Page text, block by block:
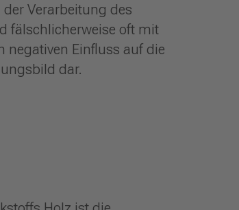
Verarbeitung des
fälschlicherweise oft mit
negativen Einfluss auf die
dar.